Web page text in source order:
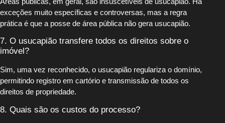
exceções muito específicas e controversas, mas a regra
prática é que a posse de área pública não gera usucapião.
7. O usucapião transfere todos os direitos sobre o
imóvel?
Sim, uma vez reconhecido, o usucapião regulariza o domínio,
permitindo registro em cartório e transmissão de todos os
direitos de propriedade.
8. Quais são os custos do processo?